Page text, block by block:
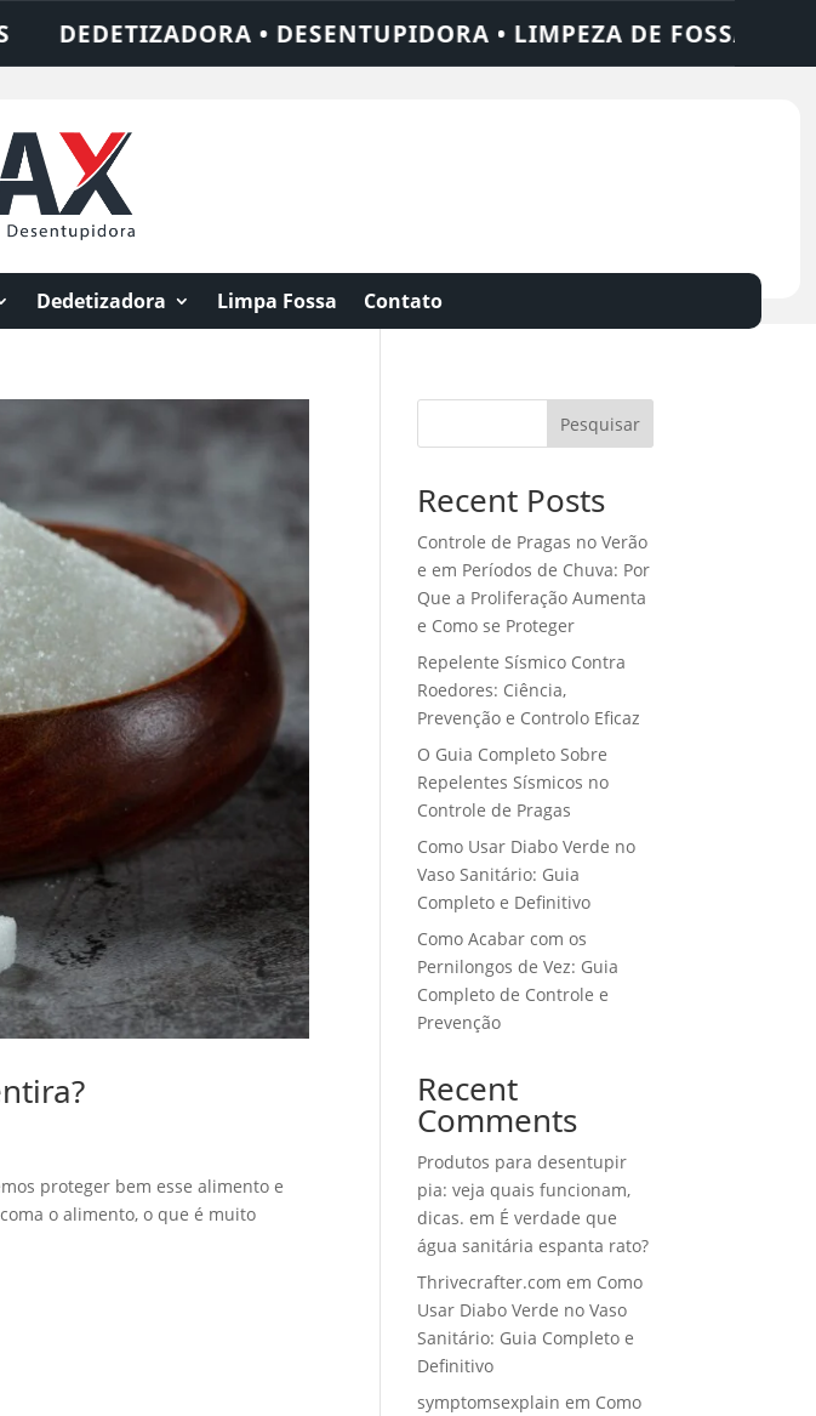
• DESENTUPIDORA • LIMPEZA DE FOSSA • 24
Dedetizadora Limpa Fossa Contato
proteger bem esse alimento e
o alimento, o que é muito
Pesquisar
Recent Posts
Controle de Pragas no Verão
e em Períodos de Chuva: Por
Que a Proliferação Aumenta
e Como se Proteger
Repelente Sísmico Contra
Roedores: Ciência,
Prevenção e Controlo Eficaz
O Guia Completo Sobre
Repelentes Sísmicos no
Controle de Pragas
Como Usar Diabo Verde no
Vaso Sanitário: Guia
Completo e Definitivo
Como Acabar com os
Pernilongos de Vez: Guia
Completo de Controle e
Prevenção
Recent
Comments
Produtos para desentupir
pia: veja quais funcionam,
dicas. em É verdade que
água sanitária espanta rato?
Thrivecrafter.com em Como
Usar Diabo Verde no Vaso
Sanitário: Guia Completo e
Definitivo
symptomsexplain em Como